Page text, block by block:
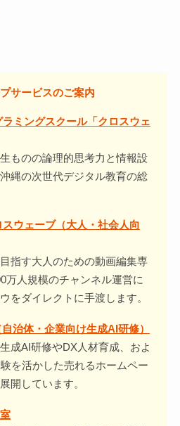
サービスのご案内
ミングスクール「クロスウェ
ものの論理的思考力と情報設
縄の次世代デジタル教育の総
ウェーブ（大人・社会人向
指す大人のための動画編集専
万人規模のチャンネル運営に
をダイレクトに手渡します。
治体・企業向け生成AI研修）
成AI研修やDX人材育成、およ
を活かした売れるホームペー
開しています。